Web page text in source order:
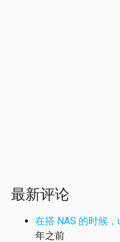
最新评论
在搭 NAS 的时候
年之前